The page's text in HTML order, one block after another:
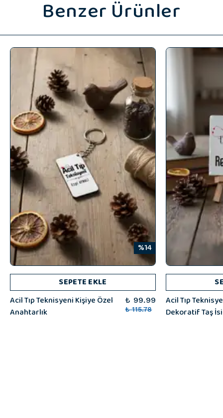
Benzer Ürünler
%14
SEPETE EKLE
Acil Tıp Teknisyeni Kişiye Özel
Anahtarlık
₺ 99.99
₺ 115.78
Acil Tıp
Dekoratif Taş